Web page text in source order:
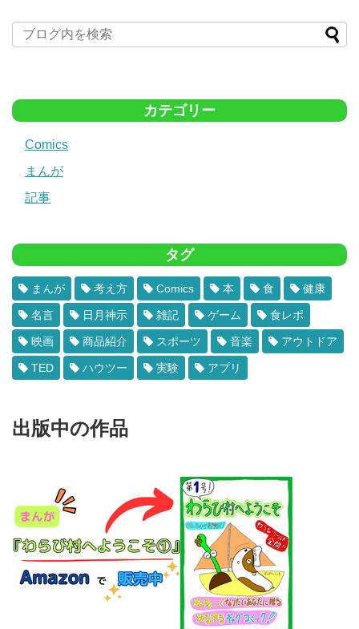
カテゴリー
Comics
まんが
記事
タグ
まんが 考え方 Comics 本 食 健康
名言 日月神示 雑記 ゲーム 食レポ
映画 商品紹介 スポーツ 音楽 アウトドア
TED ハウツー 実験 アプリ
出版中の作品